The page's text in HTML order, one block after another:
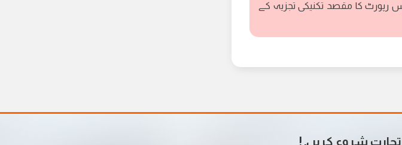
رپورٹ کا مقصد تکنیکی تجزیہ کے
!